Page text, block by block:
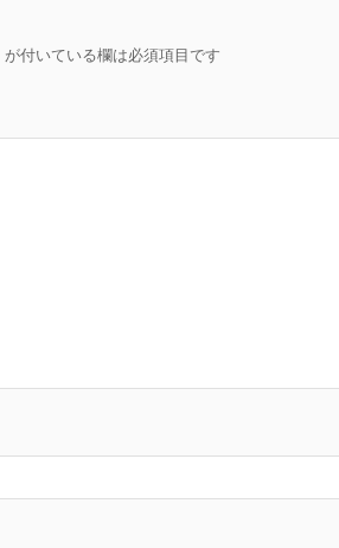
が付いている欄は必須項目です